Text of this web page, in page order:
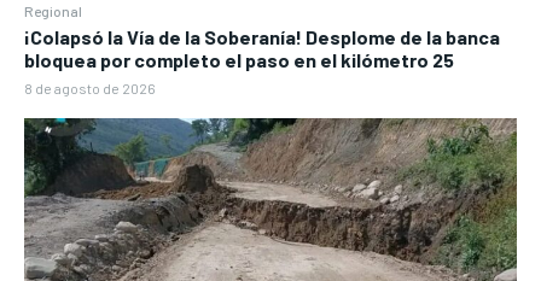
Regional
¡Colapsó la Vía de la Soberanía! Desplome de la banca
bloquea por completo el paso en el kilómetro 25
8 de agosto de 2026